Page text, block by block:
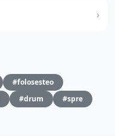
#folosesteo
#drum
#spre